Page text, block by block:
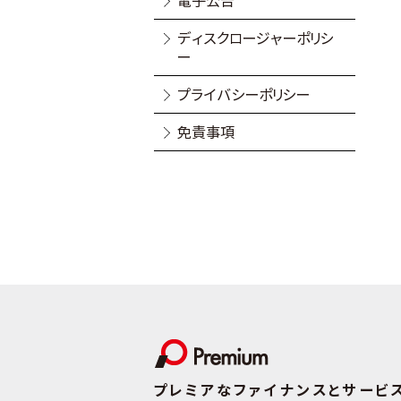
ディスクロージャーポリシ
ー
プライバシーポリシー
免責事項
プレミアなファイナンスとサービ